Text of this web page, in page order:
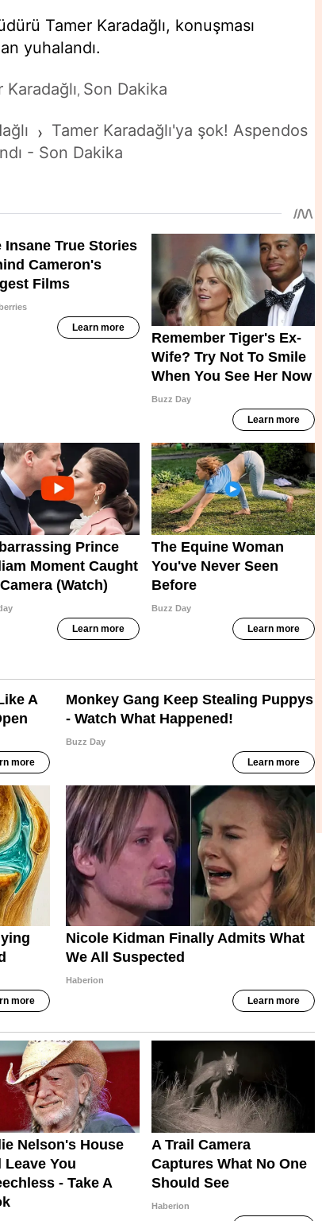
Tamer Karadağlı, konuşması
yuhalandı.
Karadağlı, Son Dakika
› Tamer Karadağlı'ya şok! Aspendos
- Son Dakika